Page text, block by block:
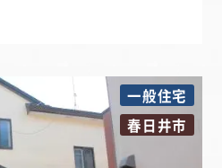
一般住宅
春日井市